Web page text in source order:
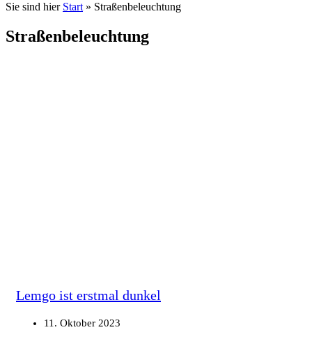
Sie sind hier Start » Straßenbeleuchtung
Straßenbeleuchtung
Lemgo ist erstmal dunkel
11. Oktober 2023